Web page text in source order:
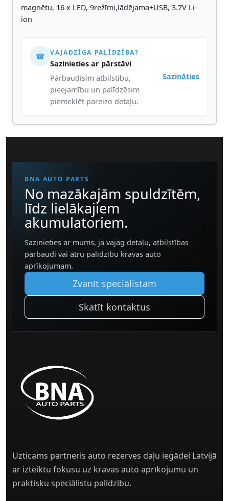
magnētu, 16 x LED, 9režīmi,lādējama+USB, 3.7V Li-
ion
☎ VAJADZĪGA PALĪDZĪBA?
Sazinieties ar pārstāvi
Pārbaudīsim atbilstību,
pieejamību un palīdzēsim
piemeklēt pareizo detaļu.
Sazināties
BNA AUTO PARTS
No mazākajām spuldzītēm,
līdz lielākajiem
akumulatoriem.
Sazinieties ar mums, ja vajag detaļu, atbilstības
pārbaudi vai ātru palīdzību kravas auto
aprīkojumam.
Zvanīt speciālistam
Skatīt kontaktus
Uzticams partneris auto rezerves daļu iegādei Latvijā
ar izteiktu fokusu uz kravas auto aprīkojumu un
praktisku speciālistu palīdzību.